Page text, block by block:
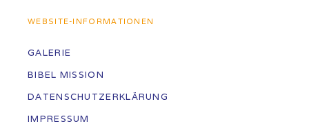
WEBSITE-INFORMATIONEN
GALERIE
BIBEL MISSION
DATENSCHUTZERKLÄRUNG
IMPRESSUM